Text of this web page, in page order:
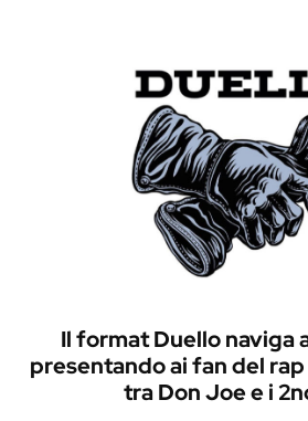
Il format Duello naviga
presentando ai fan del
tra Don Joe e i